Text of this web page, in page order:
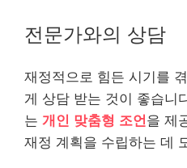
전문가와의 상담
재정적으로 힘든 시기를
게 상담 받는 것이 좋습니
는 개인 맞춤형 조언을 제
재정 계획을 수립하는 데